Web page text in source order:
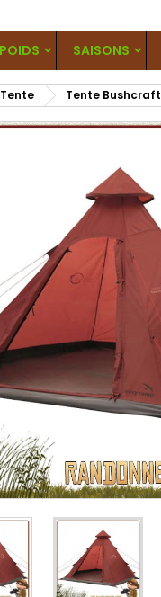
POIDS SAISONS
Tente Bushcraft